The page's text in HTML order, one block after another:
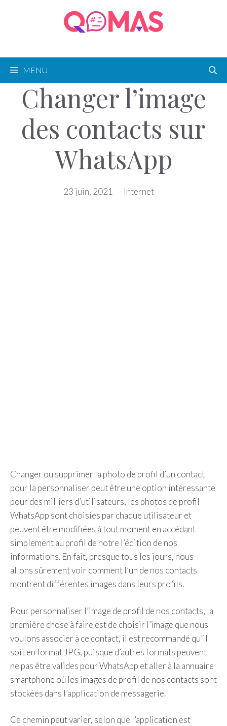
MENU
Changer l’image
des contacts sur
WhatsApp
23 juin, 2021 Internet
Changer ou supprimer la photo de profil d’un contact
pour la personnaliser peut être une option intéressante
pour des milliers d’utilisateurs, les photos de profil
WhatsApp sont choisies par chaque utilisateur et
peuvent être modifiées à tout moment en accédant
simplement au profil de notre l’édition de nos
informations. En fait, presque tous les jours, nous
allons sûrement voir comment l’un de nos contacts
montrent différentes images dans leurs profils.
Pour personnaliser l’image de profil de nos contacts, la
première chose à faire est de choisir l’image que nous
voulons associer à ce contact, il est recommandé qu’il
soit en format JPG, puisque d’autres formats peuvent
ne pas être valides pour WhatsApp et aller à la annuaire
smartphone où les images de profil de nos contacts sont
stockées dans l’application de messagerie.
Ce chemin peut varier, selon que l’application est